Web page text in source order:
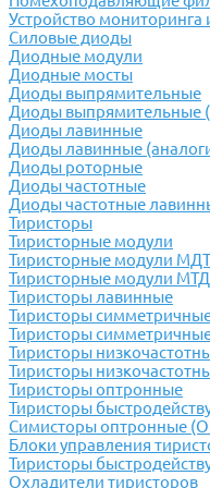
Устройство мониторинга
Силовые диоды
Диодные модули
Диодные мосты
Диоды выпрямительные
Диоды выпрямительные
Диоды лавинные
Диоды лавинные
Диоды роторные
Диоды частотные
Диоды частотные
Тиристоры
Тиристорные модули
Тиристорные модули МДТ
Тиристорные модули МТД
Тиристоры лавинные
Тиристоры
Тиристоры
Тиристоры
Тиристоры
Тиристоры оптронные
Тиристоры
Симисторы оптронные
Блоки управления
Тиристоры
Охладители тиристоров